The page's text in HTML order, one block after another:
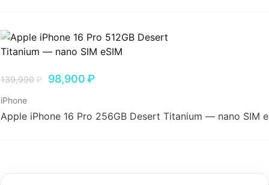
139,990₽ 98,900₽
iPhone
Apple iPhone 16 Pro 256GB Desert Titanium — nano SIM